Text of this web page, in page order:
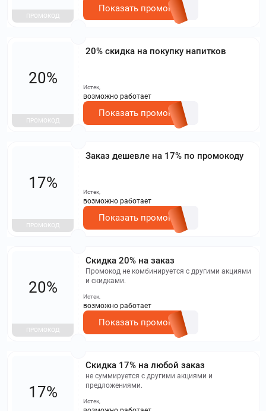
ПРОМОКОД
Показать промокод
20% скидка на покупку напитков
20%
ПРОМОКОД
Истек,
возможно работает
Показать промокод
Заказ дешевле на 17% по промокоду
17%
ПРОМОКОД
Истек,
возможно работает
Показать промокод
Скидка 20% на заказ
Промокод не комбинируется с другими акциями
и скидками.
20%
ПРОМОКОД
Истек,
возможно работает
Показать промокод
Скидка 17% на любой заказ
не суммируется с другими акциями и
предложениями.
17%
Истек,